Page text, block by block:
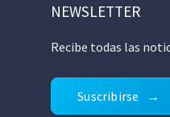
NEWSLETTER
Recibe todas las
Suscribirse